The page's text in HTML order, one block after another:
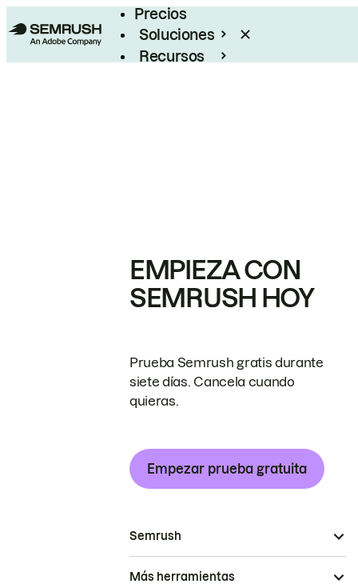
Precios
Soluciones
Recursos
EMPIEZA CON
SEMRUSH HOY
Prueba Semrush gratis durante
siete días. Cancela cuando
quieras.
Empezar prueba gratuita
Semrush
Más herramientas